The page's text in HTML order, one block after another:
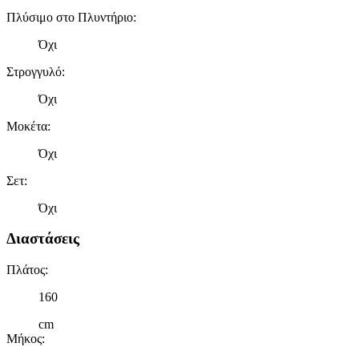
Πλύσιμο στο Πλυντήριο:
Όχι
Στρογγυλό:
Όχι
Μοκέτα:
Όχι
Σετ:
Όχι
Διαστάσεις
Πλάτος:
160
cm
Μήκος: